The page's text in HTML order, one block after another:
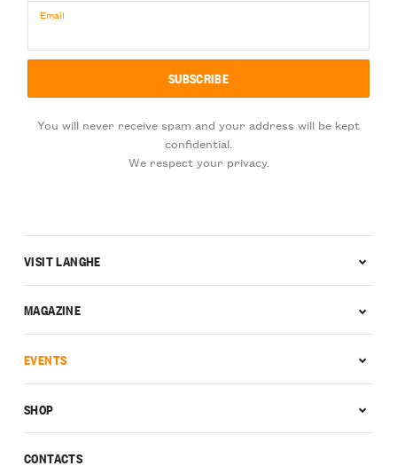
Email
You will never receive spam and your address will be kept
confidential.
We respect your privacy.
CONTACTS
VISIT LANGHE
MAGAZINE
EVENTS
SHOP